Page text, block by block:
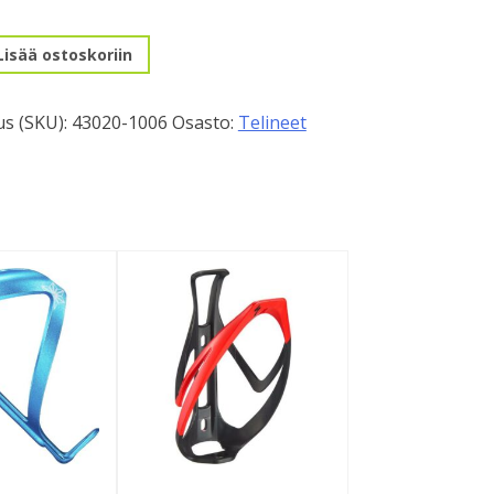
ostoskoriin
(SKU): 43020-1006 Osasto: Telineet